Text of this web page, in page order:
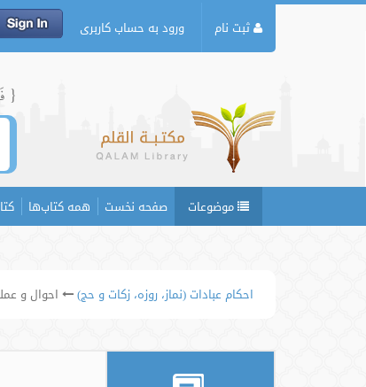
ثبت نام ورود به حساب کاربری
{
موضوعات صفحه نخست همه کتاب‌ها
احکام عبادات (نماز، روزه، زکات و حج) احوال و